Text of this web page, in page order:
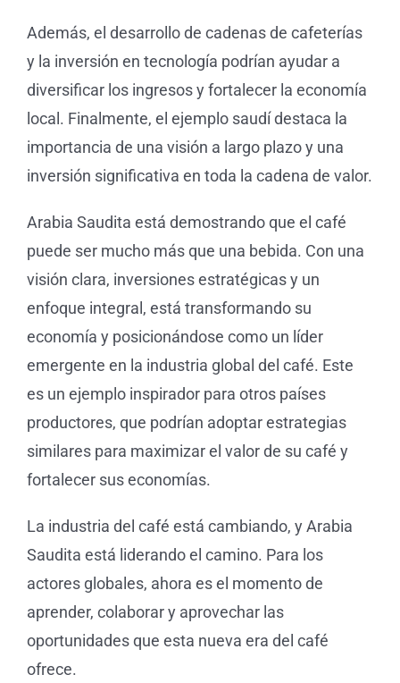
Además, el desarrollo de cadenas de cafeterías
y la inversión en tecnología podrían ayudar a
diversificar los ingresos y fortalecer la economía
local. Finalmente, el ejemplo saudí destaca la
importancia de una visión a largo plazo y una
inversión significativa en toda la cadena de valor.
Arabia Saudita está demostrando que el café
puede ser mucho más que una bebida. Con una
visión clara, inversiones estratégicas y un
enfoque integral, está transformando su
economía y posicionándose como un líder
emergente en la industria global del café. Este
es un ejemplo inspirador para otros países
productores, que podrían adoptar estrategias
similares para maximizar el valor de su café y
fortalecer sus economías.
La industria del café está cambiando, y Arabia
Saudita está liderando el camino. Para los
actores globales, ahora es el momento de
aprender, colaborar y aprovechar las
oportunidades que esta nueva era del café
ofrece.